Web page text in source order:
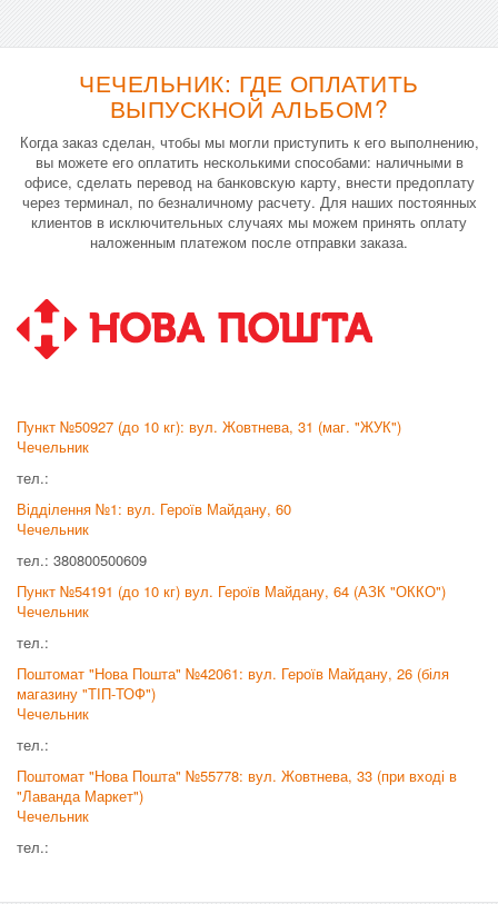
ЧЕЧЕЛЬНИК: ГДЕ ОПЛАТИТЬ
ВЫПУСКНОЙ АЛЬБОМ?
Когда заказ сделан, чтобы мы могли приступить к его выполнению,
вы можете его оплатить несколькими способами: наличными в
офисе, сделать перевод на банковскую карту, внести предоплату
через терминал, по безналичному расчету. Для наших постоянных
клиентов в исключительных случаях мы можем принять оплату
наложенным платежом после отправки заказа.
Пункт №50927 (до 10 кг): вул. Жовтнева, 31 (маг. "ЖУК")
Чечельник
тел.:
Відділення №1: вул. Героїв Майдану, 60
Чечельник
тел.: 380800500609
Пункт №54191 (до 10 кг) вул. Героїв Майдану, 64 (АЗК "ОККО")
Чечельник
тел.:
Поштомат "Нова Пошта" №42061: вул. Героїв Майдану, 26 (біля
магазину "ТІП-ТОФ")
Чечельник
тел.:
Поштомат "Нова Пошта" №55778: вул. Жовтнева, 33 (при вході в
"Лаванда Маркет")
Чечельник
тел.: